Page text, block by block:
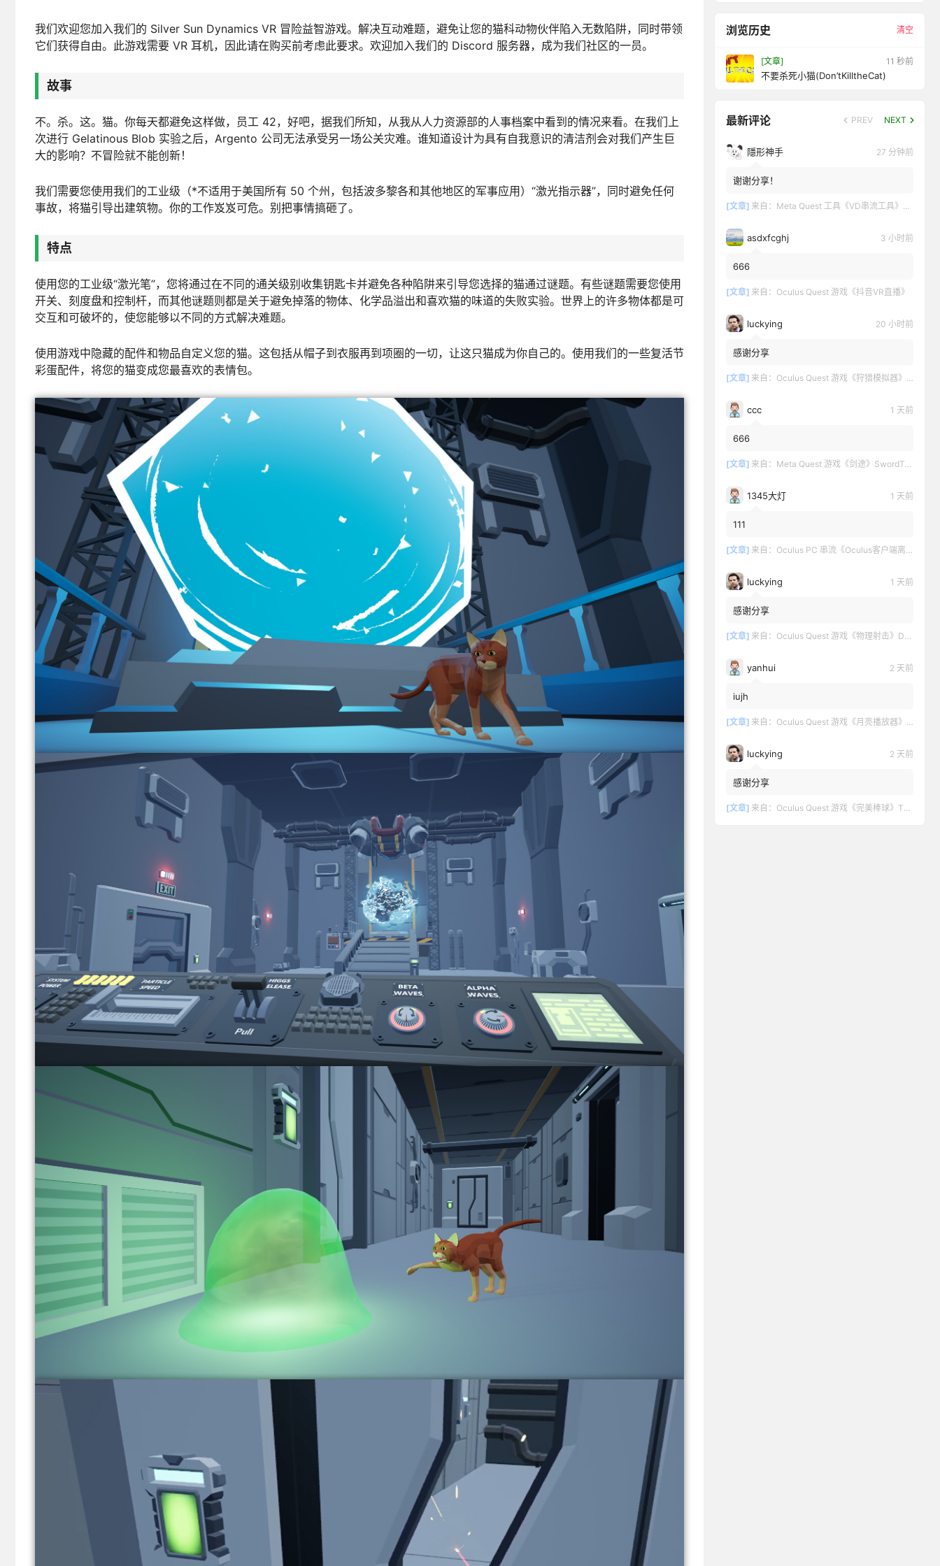
我们欢迎您加入我们的 Silver Sun Dynamics VR 冒险益智游戏。解决互动难题，避免让您的猫科动物伙伴陷入无数陷阱，同时带领
它们获得自由。此游戏需要 VR 耳机，因此请在购买前考虑此要求。欢迎加入我们的 Discord 服务器，成为我们社区的一员。
故事
不。杀。这。猫。你每天都避免这样做，员工 42，好吧，据我们所知，从我从人力资源部的人事档案中看到的情况来看。在我们上
次进行 Gelatinous Blob 实验之后，Argento 公司无法承受另一场公关灾难。谁知道设计为具有自我意识的清洁剂会对我们产生巨
大的影响？不冒险就不能创新！
我们需要您使用我们的工业级（*不适用于美国所有 50 个州，包括波多黎各和其他地区的军事应用）“激光指示器”，同时避免任何
事故，将猫引导出建筑物。你的工作岌岌可危。别把事情搞砸了。
特点
使用您的工业级“激光笔”，您将通过在不同的通关级别收集钥匙卡并避免各种陷阱来引导您选择的猫通过谜题。有些谜题需要您使用
开关、刻度盘和控制杆，而其他谜题则都是关于避免掉落的物体、化学品溢出和喜欢猫的味道的失败实验。世界上的许多物体都是可
交互和可破坏的，使您能够以不同的方式解决难题。
使用游戏中隐藏的配件和物品自定义您的猫。这包括从帽子到衣服再到项圈的一切，让这只猫成为你自己的。使用我们的一些复活节
彩蛋配件，将您的猫变成您最喜欢的表情包。
浏览历史 清空
[文章] 12 秒前
不要杀死小猫(Don’tKilltheCat)
最新评论 PREV NEXT
隱形神手 27 分钟前
谢谢分享！
[文章] 来自： Meta Quest 工具《VD串流工具》Virtual Desktop 破解版
asdxfcghj 3 小时前
666
[文章] 来自： Oculus Quest 游戏《抖音VR直播》
luckying 20 小时前
感谢分享
[文章] 来自： Oculus Quest 游戏《狩猎模拟器》Hunting Simulator
ccc 1 天前
666
[文章] 来自： Meta Quest 游戏《剑途》SwordTrip
1345大灯 1 天前
111
[文章] 来自： Oculus PC 串流《Oculus客户端离线版》最新版下载
luckying 1 天前
感谢分享
[文章] 来自： Oculus Quest 游戏《物理射击》DOWNSHOT
yanhui 2 天前
iujh
[文章] 来自： Oculus Quest 游戏《月亮播放器》Moon VR Video Player
luckying 2 天前
感谢分享
[文章] 来自： Oculus Quest 游戏《完美棒球》TOTALLY BASEBALL